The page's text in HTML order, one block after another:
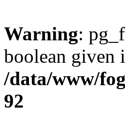
Warning:
boolean given
/data/www/
92